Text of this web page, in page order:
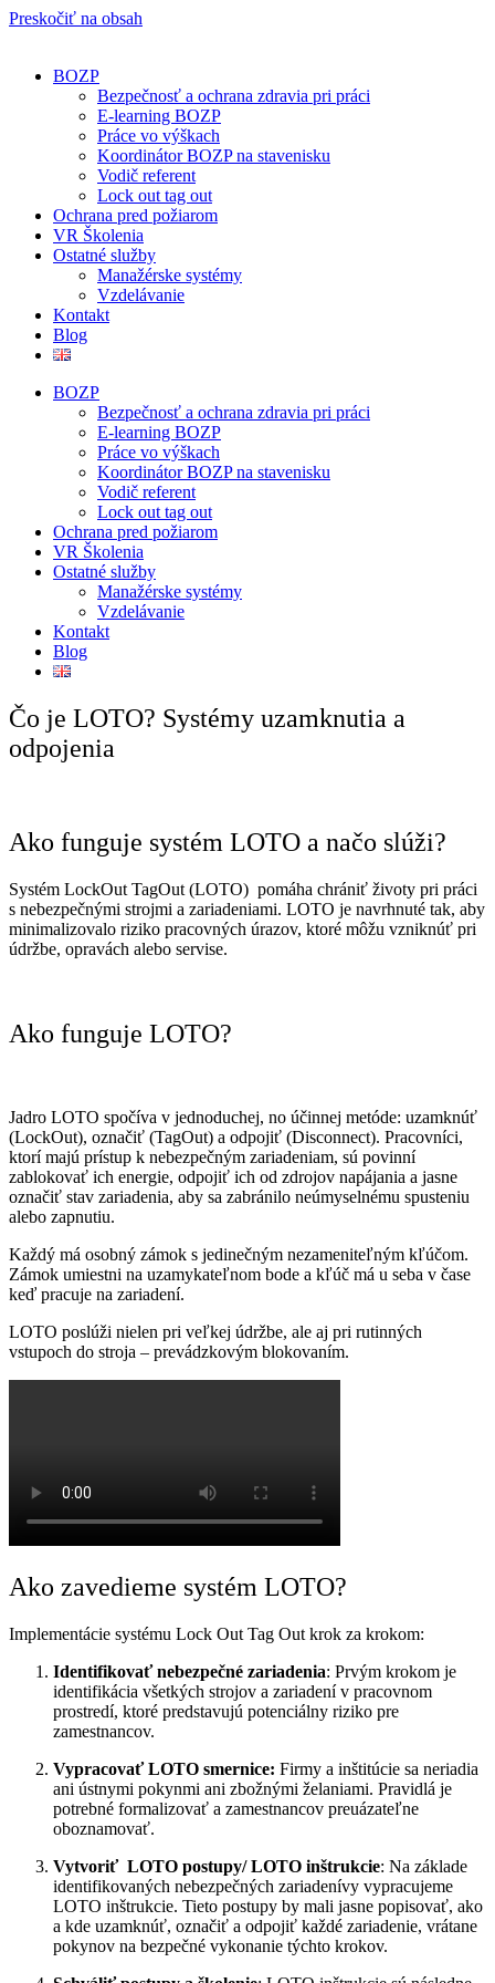
Preskočiť na obsah
BOZP
Bezpečnosť a ochrana zdravia pri práci
E-learning BOZP
Práce vo výškach
Koordinátor BOZP na stavenisku
Vodič referent
Lock out tag out
Ochrana pred požiarom
VR Školenia
Ostatné služby
Manažérske systémy
Vzdelávanie
Kontakt
Blog
BOZP
Bezpečnosť a ochrana zdravia pri práci
E-learning BOZP
Práce vo výškach
Koordinátor BOZP na stavenisku
Vodič referent
Lock out tag out
Ochrana pred požiarom
VR Školenia
Ostatné služby
Manažérske systémy
Vzdelávanie
Kontakt
Blog
Čo je LOTO? Systémy uzamknutia a
odpojenia
Ako funguje systém LOTO a načo slúži?
Systém LockOut TagOut (LOTO) pomáha chrániť životy pri práci
s nebezpečnými strojmi a zariadeniami. LOTO je navrhnuté tak, aby
minimalizovalo riziko pracovných úrazov, ktoré môžu vzniknúť pri
údržbe, opravách alebo servise.
Ako funguje LOTO?
Jadro LOTO spočíva v jednoduchej, no účinnej metóde: uzamknúť
(LockOut), označiť (TagOut) a odpojiť (Disconnect). Pracovníci,
ktorí majú prístup k nebezpečným zariadeniam, sú povinní
zablokovať ich energie, odpojiť ich od zdrojov napájania a jasne
označiť stav zariadenia, aby sa zabránilo neúmyselnému spusteniu
alebo zapnutiu.
Každý má osobný zámok s jedinečným nezameniteľným kľúčom.
Zámok umiestni na uzamykateľnom bode a kľúč má u seba v čase
keď pracuje na zariadení.
LOTO poslúži nielen pri veľkej údržbe, ale aj pri rutinných
vstupoch do stroja – prevádzkovým blokovaním.
Ako zavedieme systém LOTO?
Implementácie systému Lock Out Tag Out krok za krokom:
Identifikovať nebezpečné zariadenia: Prvým krokom je
identifikácia všetkých strojov a zariadení v pracovnom
prostredí, ktoré predstavujú potenciálny riziko pre
zamestnancov.
Vypracovať LOTO smernice: Firmy a inštitúcie sa neriadia
ani ústnymi pokynmi ani zbožnými želaniami. Pravidlá je
potrebné formalizovať a zamestnancov preuázateľne
oboznamovať.
Vytvoriť LOTO postupy/ LOTO inštrukcie: Na základe
identifikovaných nebezpečných zariadenívy vypracujeme
LOTO inštrukcie. Tieto postupy by mali jasne popisovať, ako
a kde uzamknúť, označiť a odpojiť každé zariadenie, vrátane
pokynov na bezpečné vykonanie týchto krokov.